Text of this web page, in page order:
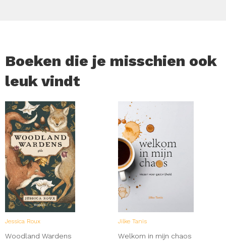
Boeken die je misschien ook
leuk vindt
Jessica Roux
Woodland Wardens
Jilke Tanis
Welkom in mijn chaos